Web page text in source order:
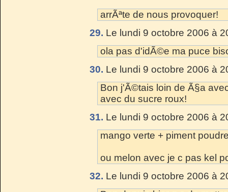
arrÃªte de nous provoquer!
29. Le lundi 9 octobre 2006 à
ola pas d'idÃ©e ma puce
30. Le lundi 9 octobre 2006 à
Bon j'Ã©tais loin de Ã§a
avec du sucre roux!
31. Le lundi 9 octobre 2006 à
mango verte + piment
ou melon avec je c pas kel
32. Le lundi 9 octobre 2006 à